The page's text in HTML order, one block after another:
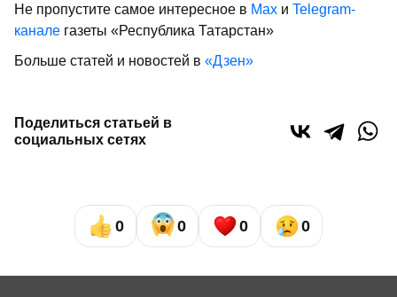
Не пропустите самое интересное в Max и Telegram-
канале газеты «Республика Татарстан»
Больше статей и новостей в «Дзен»
Поделиться статьей в
социальных сетях
0 0 0 0